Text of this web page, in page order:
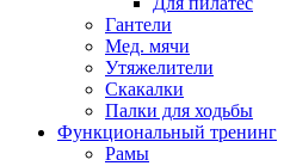
Гантели
Мед. мячи
Утяжелители
Скакалки
Палки для ходьбы
Функциональный тренинг
Рамы